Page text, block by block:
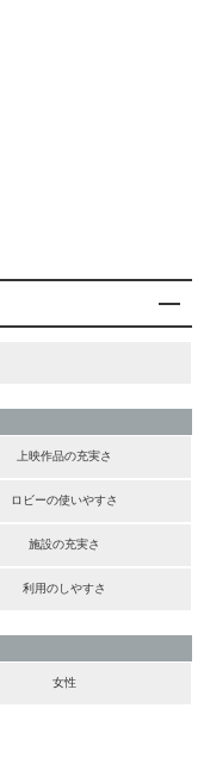
上映作品の充実さ
ロビーの使いやすさ
施設の充実さ
利用のしやすさ
女性